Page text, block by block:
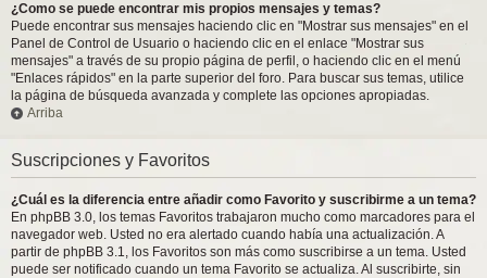
¿Como se puede encontrar mis propios mensajes y temas?
Puede encontrar sus mensajes haciendo clic en "Mostrar sus mensajes" en el
Panel de Control de Usuario o haciendo clic en el enlace "Mostrar sus
mensajes" a través de su propio página de perfil, o haciendo clic en el menú
"Enlaces rápidos" en la parte superior del foro. Para buscar sus temas, utilice
la página de búsqueda avanzada y complete las opciones apropiadas.
Arriba
Suscripciones y Favoritos
¿Cuál es la diferencia entre añadir como Favorito y suscribirme a un tema?
En phpBB 3.0, los temas Favoritos trabajaron mucho como marcadores para el
navegador web. Usted no era alertado cuando había una actualización. A
partir de phpBB 3.1, los Favoritos son más como suscribirse a un tema. Usted
puede ser notificado cuando un tema Favorito se actualiza. Al suscribirte, sin